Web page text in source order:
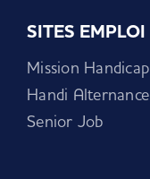
SITES EMPLOI
Mission Handicap
Handi Alternance
Senior Job